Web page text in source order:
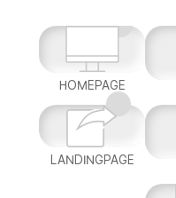
HOMEPAGE
LANDINGPAGE